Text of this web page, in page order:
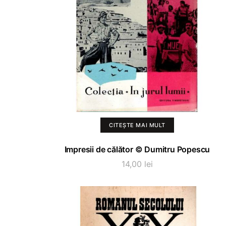
CITEȘTE MAI MULT
Impresii de călător © Dumitru Popescu
14,00 lei